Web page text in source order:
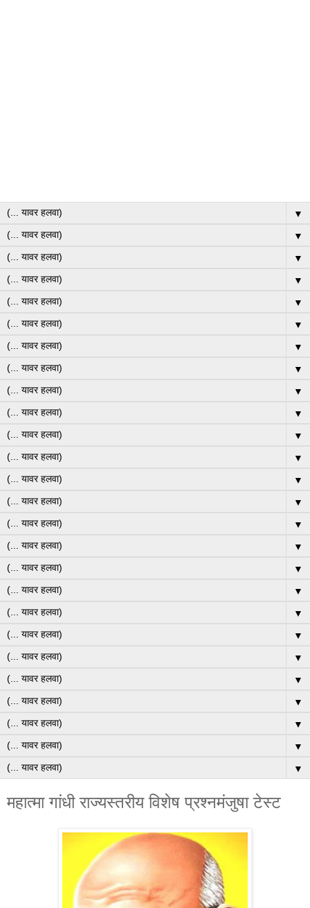
▼
▼
▼
▼
▼
▼
▼
▼
▼
▼
▼
▼
▼
▼
▼
▼
▼
▼
▼
▼
▼
▼
▼
▼
▼
▼
महात्मा गांधी राज्यस्तरीय विशेष प्रश्नमंजुषा टेस्ट